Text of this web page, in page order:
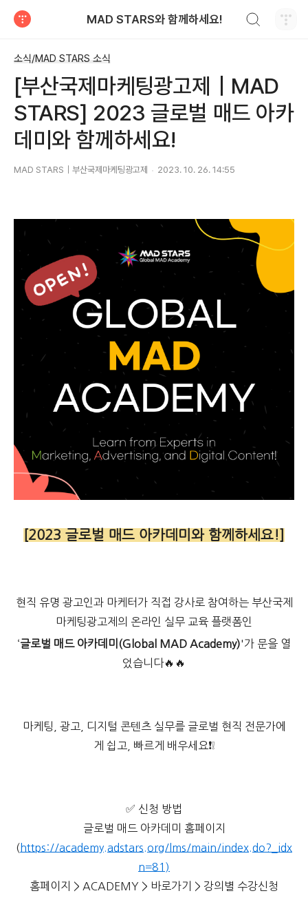
MAD STARS와 함께하세요!
소식/MAD STARS 소식
[부산국제마케팅광고제｜MAD
STARS] 2023 글로벌 매드 아카
데미와 함께하세요!
MAD STARS｜부산국제마케팅광고제 2023. 10. 26. 14:55
[2023 글로벌 매드 아카데미와 함께하세요!]
현직 유명 광고인과 마케터가 직접 강사로 참여하는 부산국제
마케팅광고제의 온라인 실무 교육 플랫폼인
‘글로벌 매드 아카데미(Global MAD Academy)'가 문을 열
었습니다🔥🔥
마케팅, 광고, 디지털 콘텐츠 실무를 글로벌 현직 전문가에
게 쉽고, 빠르게 배우세요❗❕
✅ 신청 방법
글로벌 매드 아카데미 홈페이지
( https://academy.adstars.org/lms/main/index.do?_idx
n=81)
홈페이지 > ACADEMY > 바로가기 > 강의별 수강신청